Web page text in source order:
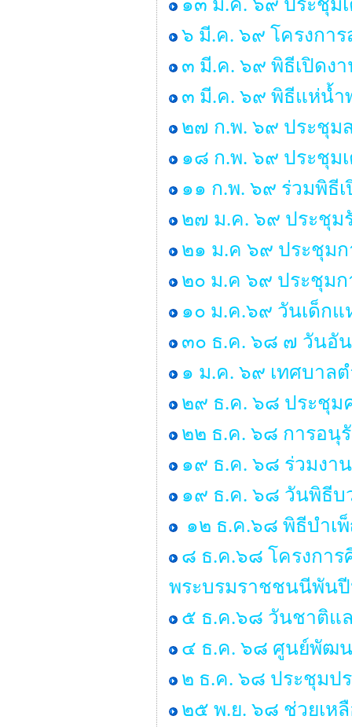
๑๓ มี.ค. ๖๙ ประชุม
๖ มี.ค. ๖๙ โครงกา
๓ มี.ค. ๖๙ พิธีเปิดง
๓ มี.ค. ๖๙ พิธีแห่น้ำ
๒๗ ก.พ. ๖๙ ประชุม
๑๘ ก.พ. ๖๙ ประชุม
๑๑ ก.พ. ๖๙ ร่วมพิธี
๒๗ ม.ค. ๖๙ ประชุม
๒๑ ม.ค ๖๙ ประชุมก
๒๐ ม.ค ๖๙ ประชุม
๑๐ ม.ค.๖๙ วันเด็กแ
๓๐ ธ.ค. ๖๘ ๗ วันอั
๑ ม.ค. ๖๙ เทศบาล
๒๙ ธ.ค. ๖๘ ประชุม
๒๒ ธ.ค. ๖๘ การอนุ
๑๙ ธ.ค. ๖๘ ร่วมงา
๑๙ ธ.ค. ๖๘ วันพิธีบ
๑๒ ธ.ค.๖๘ พิธีบำ
๘ ธ.ค.๖๘ โครงการ
พระบรมราชชนนีพัน
๕ ธ.ค.๖๘ วันชาติแ
๔ ธ.ค. ๖๘ ศูนย์พัฒน
๒ ธ.ค. ๖๘ ประชุมป
๒๕ พ.ย. ๖๘ ช่วยเห